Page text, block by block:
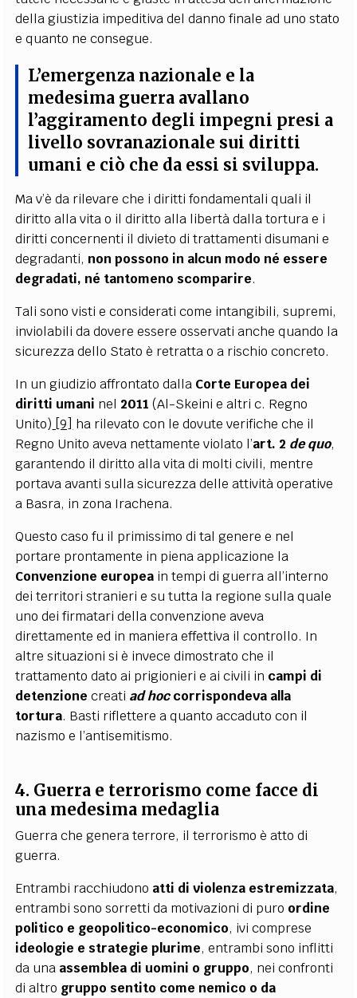
della giustizia impeditiva del danno finale ad uno stato
e quanto ne consegue.
L’emergenza nazionale e la
medesima guerra avallano
l’aggiramento degli impegni presi a
livello sovranazionale sui diritti
umani e ciò che da essi si sviluppa.
Ma v’è da rilevare che i diritti fondamentali quali il
diritto alla vita o il diritto alla libertà dalla tortura e i
diritti concernenti il divieto di trattamenti disumani e
degradanti, non possono in alcun modo né essere
degradati, né tantomeno scomparire.
Tali sono visti e considerati come intangibili, supremi,
inviolabili da dovere essere osservati anche quando la
sicurezza dello Stato è retratta o a rischio concreto.
In un giudizio affrontato dalla Corte Europea dei
diritti umani nel 2011(Al-Skeini e altri c. Regno
Unito) [9]
ha rilevato con le dovute verifiche che il
Regno Unito aveva nettamente violato l’art. 2 de quo,
garantendo il diritto alla vita di molti civili, mentre
portava avanti sulla sicurezza delle attività operative
a Basra, in zona Irachena.
Questo caso fu il primissimo di tal genere e nel
portare prontamente in piena applicazione la
Convenzione europea in tempi di guerra all’interno
dei territori stranieri e su tutta la regione sulla quale
uno dei firmatari della convenzione aveva
direttamente ed in maniera effettiva il controllo. In
altre situazioni si è invece dimostrato che il
trattamento dato ai prigionieri e ai civili in campi di
detenzione creati ad hoccorrispondeva alla
tortura. Basti riflettere a quanto accaduto con il
nazismo e l’antisemitismo.
4. Guerra e terrorismo come facce di
una medesima medaglia
Guerra che genera terrore, il terrorismo è atto di
guerra.
Entrambi racchiudono atti di violenza estremizzata,
entrambi sono sorretti da motivazioni di puro ordine
politico e geopolitico-economico, ivi comprese
ideologie e strategie plurime, entrambi sono inflitti
da una assemblea di uomini o gruppo, nei confronti
di altro gruppo sentito come nemico o da